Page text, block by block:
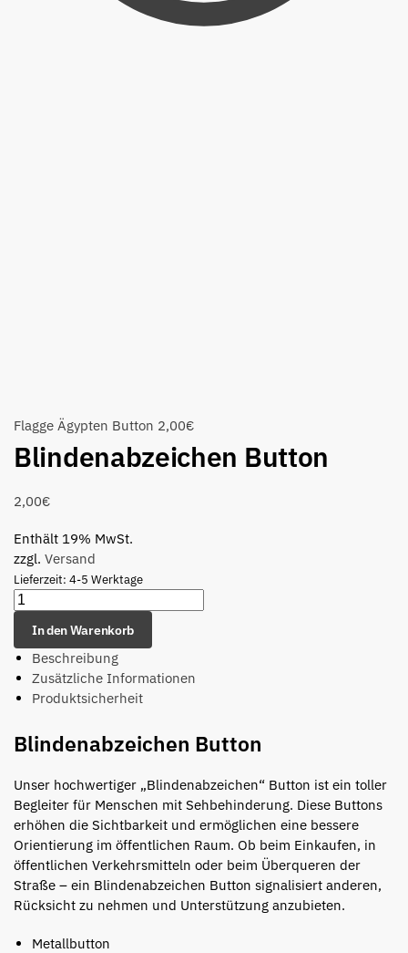
Flagge Ägypten Button 2,00€
Blindenabzeichen Button
2,00€
Enthält 19% MwSt.
zzgl. Versand
Lieferzeit: 4-5 Werktage
In den Warenkorb
Beschreibung
Zusätzliche Informationen
Produktsicherheit
Blindenabzeichen Button
Unser hochwertiger „Blindenabzeichen“ Button ist ein toller
Begleiter für Menschen mit Sehbehinderung. Diese Buttons
erhöhen die Sichtbarkeit und ermöglichen eine bessere
Orientierung im öffentlichen Raum. Ob beim Einkaufen, in
öffentlichen Verkehrsmitteln oder beim Überqueren der
Straße – ein Blindenabzeichen Button signalisiert anderen,
Rücksicht zu nehmen und Unterstützung anzubieten.
Metallbutton